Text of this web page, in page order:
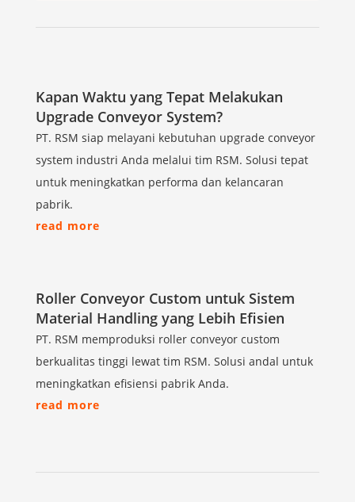
Kapan Waktu yang Tepat Melakukan
Upgrade Conveyor System?
PT. RSM siap melayani kebutuhan upgrade conveyor
system industri Anda melalui tim RSM. Solusi tepat
untuk meningkatkan performa dan kelancaran
pabrik.
read more
Roller Conveyor Custom untuk Sistem
Material Handling yang Lebih Efisien
PT. RSM memproduksi roller conveyor custom
berkualitas tinggi lewat tim RSM. Solusi andal untuk
meningkatkan efisiensi pabrik Anda.
read more